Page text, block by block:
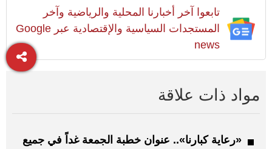
تابعوا آخر أخبارنا المحلية والرياضية وآخر
المستجدات السياسية والإقتصادية عبر Google
news
مواد ذات علاقة
«رعاية كبارنا».. عنوان خطبة الجمعة غداً في جميع